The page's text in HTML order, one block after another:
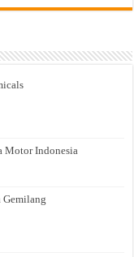
Motor Indonesia
Gemilang